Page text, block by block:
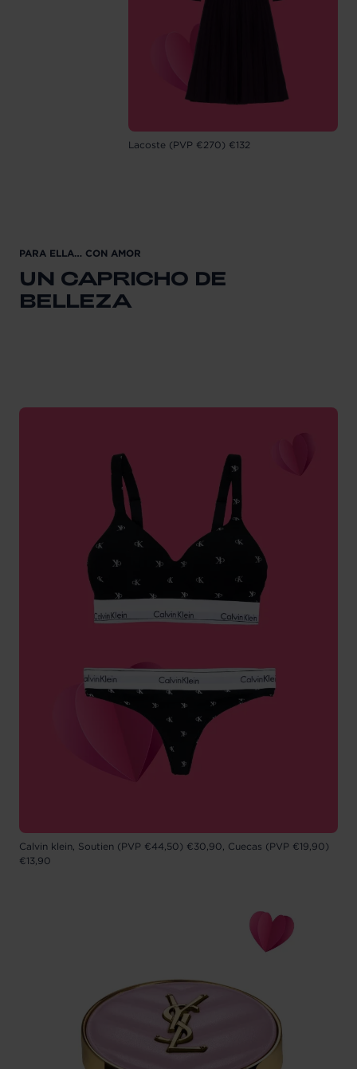
Lacoste (PVP €270) €132
PARA ELLA… CON AMOR
UN CAPRICHO DE
BELLEZA
Calvin klein, Soutien (PVP €44,50) €30,90, Cuecas (PVP €19,90)
€13,90